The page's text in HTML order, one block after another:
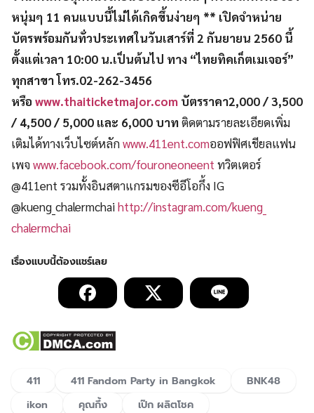
หนุ่มๆ 11 คนแบบนี้ไม่ได้เกิดขึ้นง่ายๆ ** เปิดจำหน่าย
บัตรพร้อมกันทั่วประเทศในวันเสาร์ที่ 2 กันยายน 2560 นี้
ตั้งแต่เวลา 10:00 น.เป็นต้นไป ทาง “ไทยทิคเก็ตเมเจอร์”
ทุกสาขา โทร.02-262-3456
หรือ www.thaiticketmajor.com บัตรราคา2,000 / 3,500
/ 4,500 / 5,000 และ 6,000 บาทติดตามรายละเอียดเพิ่ม
เติมได้ทางเว็บไซต์หลักwww.411ent.comออฟฟิศเชียลแฟน
เพจwww.facebook.com/fouroneoneent ทวิตเตอร์
@411ent รวมทั้งอินสตาแกรมของซีอีโอกึ้ง IG
@kueng_chalermchaihttp://instagram.com/kueng_
chalermchai
411 411 Fandom Party in Bangkok
BNK48
ikon
คุณกึ้ง เป๊ก ผลิตโชค